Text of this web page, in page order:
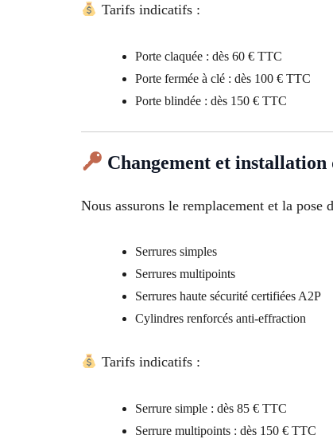
Tarifs indicatifs :
Porte claquée : dès 60 € TTC
Porte fermée à clé : dès 100 € TTC
Porte blindée : dès 150 € TTC
Changement et
Nous assurons le remplacement et la pose
Serrures simples
Serrures multipoints
Serrures haute sécurité certifiées A2P
Cylindres renforcés anti-effraction
Tarifs indicatifs :
Serrure simple : dès 85 € TTC
Serrure multipoints : dès 150 € TTC